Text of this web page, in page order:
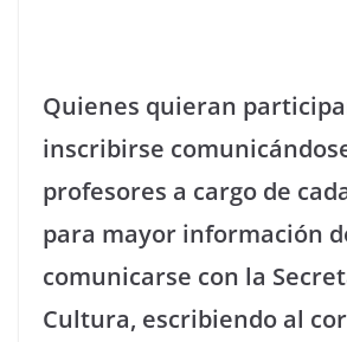
Quienes quieran
inscribirse
profesores a cargo de
para mayor información
comunicarse con la
Cultura, escribiendo al